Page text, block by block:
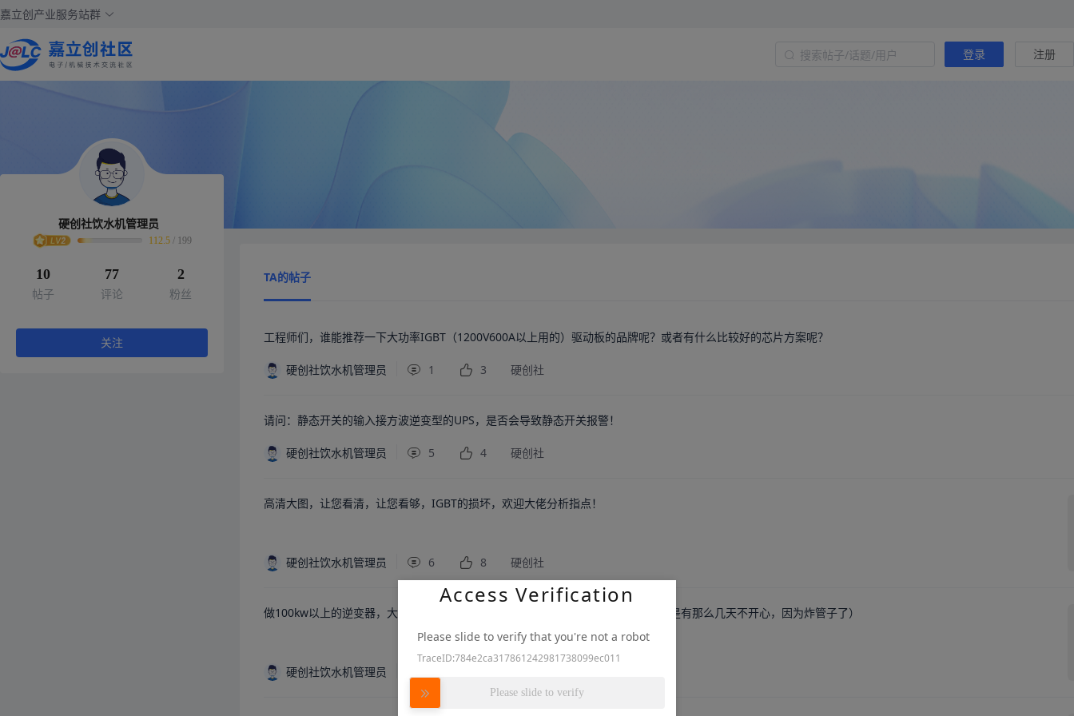
嘉立创产业服务站群
登录 注册
硬创社饮水机管理员
112.5 / 199
10
帖子
77
评论
2
粉丝
关注
TA的帖子
工程师们，谁能推荐一下大功率IGBT（1200V600A以上用的）驱动板的品牌呢？或者有什么比较好的芯片方案呢？
硬创社饮水机管理员 1 3 硬创社
请问：静态开关的输入接方波逆变型的UPS，是否会导致静态开关报警！
硬创社饮水机管理员 5 4 硬创社
高清大图，让您看清，让您看够，IGBT的损坏，欢迎大佬分析指点！
硬创社饮水机管理员 6 8 硬创社
做100kw以上的逆变器，大家都是如何设计IGBT吸收电路的！请赐教！（每个月总是有那么几天不开心，因为炸管子了）
硬创社饮水机管理员
Access Verification
Please slide to verify that you're not a robot
TraceID:784e2ca317861242981738099ec011
Please slide to verify